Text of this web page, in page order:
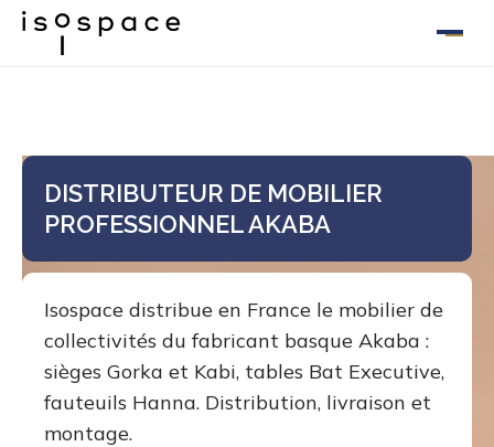
DISTRIBUTEUR DE MOBILIER
PROFESSIONNEL AKABA
Isospace distribue en France le mobilier de
collectivités du fabricant basque Akaba :
sièges Gorka et Kabi, tables Bat Executive,
fauteuils Hanna. Distribution, livraison et
montage.